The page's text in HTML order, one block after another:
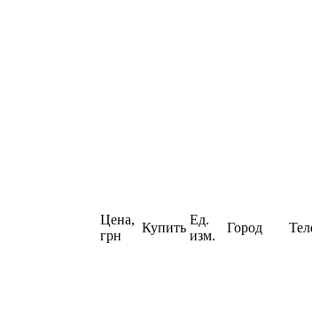
Цена,
грн
Купить
Ед.
изм.
Город